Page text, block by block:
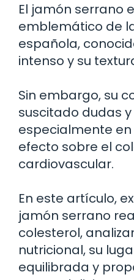
El jamón serrano
emblemático de
española,
intenso y su
Sin embargo, su
suscitado dudas
especialmente
efecto sobre el
cardiovascular.
En este artículo,
jamón serrano
colesterol,
nutricional, su
equilibrada y